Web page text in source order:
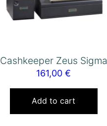
Cashkeeper Zeus Sigma
161,00€
Add to cart